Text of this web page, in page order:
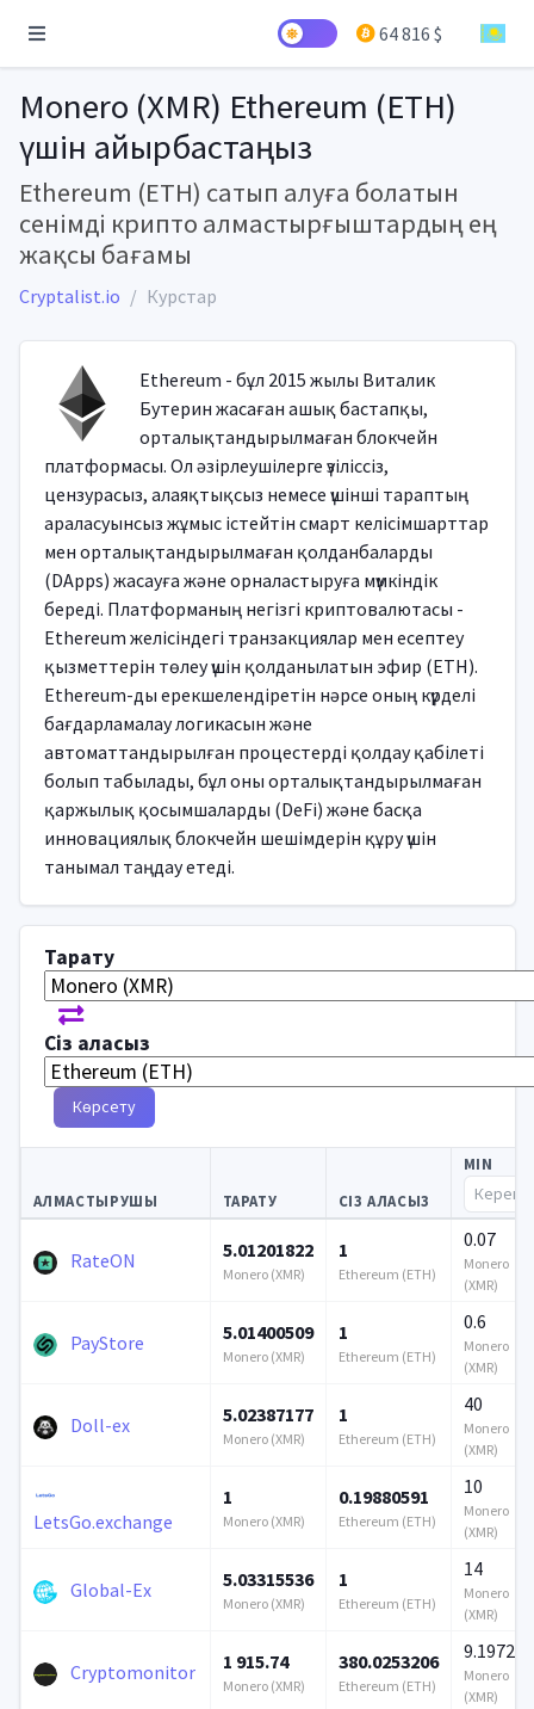
64 816 $
Monero (XMR) Ethereum (ETH)
үшін айырбастаңыз
Ethereum (ETH) сатып алуға болатын
сенімді крипто алмастырғыштардың ең
жақсы бағамы
Cryptalist.io Курстар
Ethereum - бұл 2015 жылы Виталик
Бутерин жасаған ашық бастапқы,
орталықтандырылмаған блокчейн
платформасы. Ол әзірлеушілерге үзіліссіз,
цензурасыз, алаяқтықсыз немесе үшінші тараптың
араласуынсыз жұмыс істейтін смарт келісімшарттар
мен орталықтандырылмаған қолданбаларды
(DApps) жасауға және орналастыруға мүмкіндік
береді. Платформаның негізгі криптовалютасы -
Ethereum желісіндегі транзакциялар мен есептеу
қызметтерін төлеу үшін қолданылатын эфир (ETH).
Ethereum-ды ерекшелендіретін нәрсе оның күрделі
бағдарламалау логикасын және
автоматтандырылған процестерді қолдау қабілеті
болып табылады, бұл оны орталықтандырылмаған
қаржылық қосымшаларды (DeFi) және басқа
инновациялық блокчейн шешімдерін құру үшін
танымал таңдау етеді.
Тарату
Сіз аласыз
Көрсету
АЛМАСТЫРУШЫ ТАРАТУ СІЗ АЛАСЫЗ
MIN
RateON 5.01201822
Monero (XMR)
1
Ethereum (ETH)
0.07
Monero
(XMR)
PayStore 5.01400509
Monero (XMR)
1
Ethereum (ETH)
0.6
Monero
(XMR)
Doll-ex 5.02387177
Monero (XMR)
1
Ethereum (ETH)
40
Monero
(XMR)
LetsGo.exchange
1
Monero (XMR)
0.19880591
Ethereum (ETH)
10
Monero
(XMR)
Global-Ex 5.03315536
Monero (XMR)
1
Ethereum (ETH)
14
Monero
(XMR)
Cryptomonitor 1 915.74
Monero (XMR)
380.0253206
Ethereum (ETH)
9.197215
Monero
(XMR)